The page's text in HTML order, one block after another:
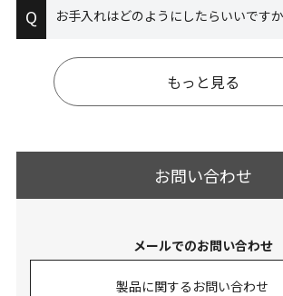
Q お手入れはどのようにしたらいいです
もっと見る
お問い合わせ
メールでのお問い合わせ
製品に関するお問い合わせ